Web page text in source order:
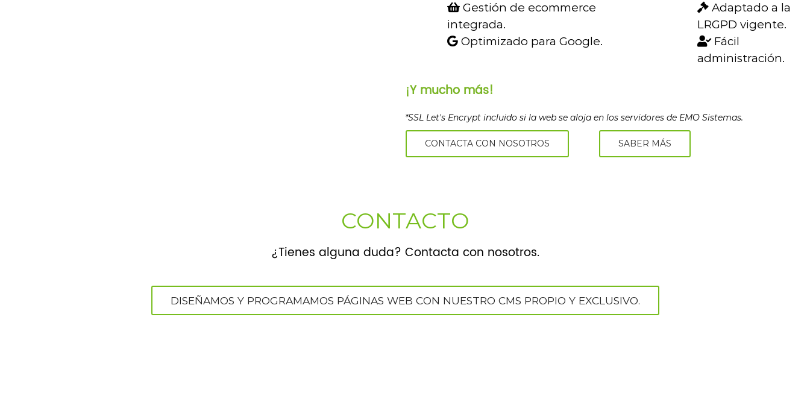
Gestión de ecommerce
integrada.
Optimizado para Google.
Adaptado a la
LRGPD vigente.
Fácil
administración.
¡Y mucho más!
*SSL Let's Encrypt incluido si la web se aloja en los servidores de EMO Sistemas.
CONTACTA CON NOSOTROS SABER MÁS
CONTACTO
¿Tienes alguna duda? Contacta con nosotros.
DISEÑAMOS Y PROGRAMAMOS PÁGINAS WEB CON NUESTRO CMS PROPIO Y EXCLUSIVO.